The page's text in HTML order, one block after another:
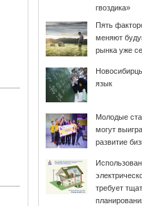
гвоздика»
Пять
меняют
рынка уже
язык
Молодые
могут
развитие
требует